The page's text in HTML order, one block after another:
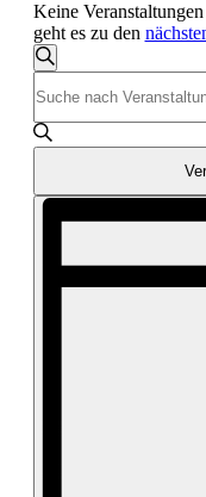
Keine
geht es zu den
Suche
und
Ansichten,
Navigation
Suche
Schlüsselwort
eingeben.
Suche
Veranstaltungen
Schlüsselwort.
Veranstaltung
Navigation